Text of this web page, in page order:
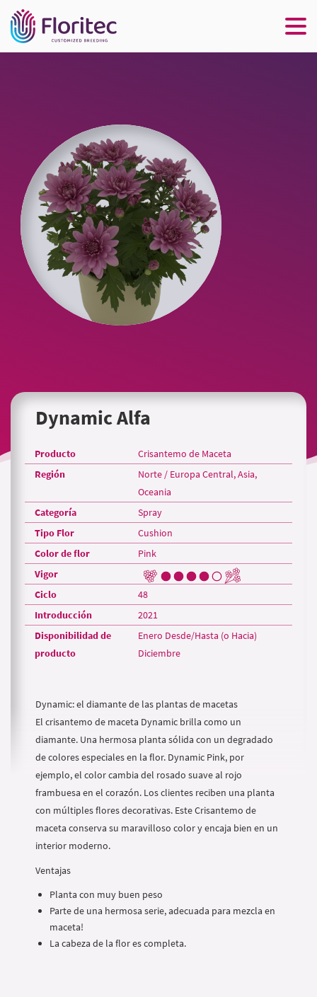
Dynamic Alfa
Producto
Crisantemo de Maceta
Región
Norte / Europa Central, Asia,
Oceania
Categoría
Spray
Tipo Flor
Cushion
Color de flor
Pink
Vigor
Ciclo
48
Introducción
2021
Disponibilidad de
producto
Enero Desde/Hasta (o Hacia)
Diciembre
Dynamic: el diamante de las plantas de macetas
El crisantemo de maceta Dynamic brilla como un
diamante. Una hermosa planta sólida con un degradado
de colores especiales en la flor. Dynamic Pink, por
ejemplo, el color cambia del rosado suave al rojo
frambuesa en el corazón. Los clientes reciben una planta
con múltiples flores decorativas. Este Crisantemo de
maceta conserva su maravilloso color y encaja bien en un
interior moderno.
Ventajas
Planta con muy buen peso
Parte de una hermosa serie, adecuada para mezcla en
maceta!
La cabeza de la flor es completa.